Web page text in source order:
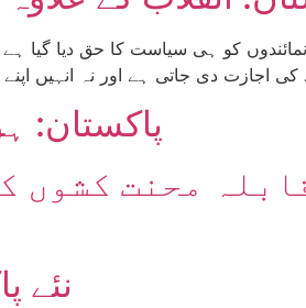
پاکستان:
محنت کشوں
نئے